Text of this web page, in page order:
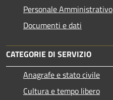
Personale Amministrativo
Documenti e dati
CATEGORIE DI SERVIZIO
Anagrafe e stato civile
Cultura e tempo libero